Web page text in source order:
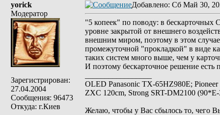
yorick
Модератор
Зарегистрирован:
27.04.2004
Сообщения: 96473
Откуда: г.Киев
Добавлено: Сб Май 30,
"5 копеек" по поводу: в бескарточных
уровне закрытой от внешнего
внешним миром, поэтому в этом
промежуточной "прокладкой" в виде
таких систем много выше, чем у
И поэтому бескарточное решение
OLED Panasonic TX-65HZ980E;
ZXC 120cm, Strong SRT-DM2100
Желаю, чтобы у Вас сбылось то, чего